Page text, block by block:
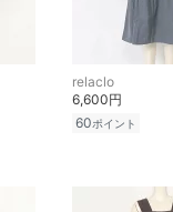
relaclo
6,600円
60ポイント